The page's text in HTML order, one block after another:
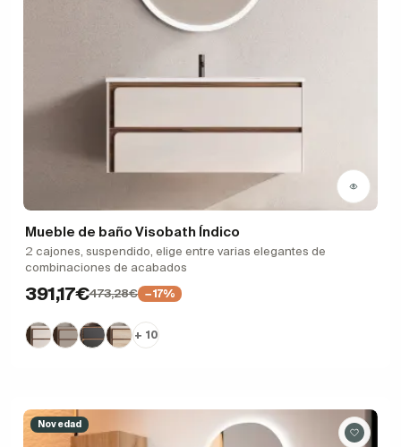
Mueble de baño Visobath Índico
2 cajones, suspendido, elige entre varias elegantes de
combinaciones de acabados
391,17€473,28€ −17%
+ 10
Novedad